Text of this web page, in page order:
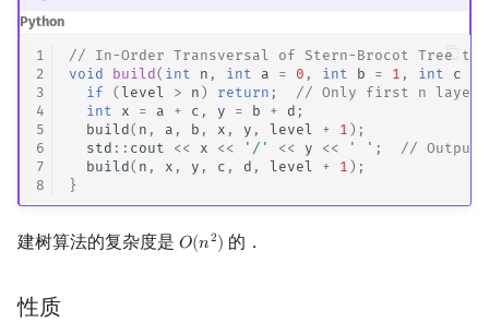
Python
1
2
3
4
5
6
7
8
// In-Order Transversal of Stern-Brocot Tree
void
build( int n , int a = 0 , int b = 1 , int c
if
(level > n ) return ;
// Only first n
int
x = a + c , y = b + d ;
build( n , a , b , x , y , level + 1 );
std :: cout << x << '/' << y << ' ' ;
// Output
build( n , x , y , c , d , level + 1 );
}
建树算法的复杂度是 𝑂(𝑛2)
O(n2) 的．
性质